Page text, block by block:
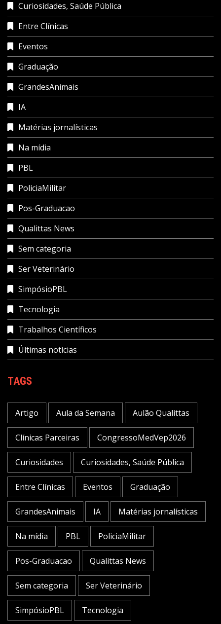
Curiosidades, Saúde Pública
Entre Clínicas
Eventos
Graduação
GrandesAnimais
IA
Matérias jornalísticas
Na mídia
PBL
PoliciaMilitar
Pos-Graduacao
Qualittas News
Sem categoria
Ser Veterinário
SimpósioPBL
Tecnologia
Trabalhos Científicos
Últimas notícias
TAGS
Artigo Aula da Semana Aulão Qualittas
Clínicas Parceiras CongressoMedVep2026
Curiosidades Curiosidades, Saúde Pública
Entre Clínicas Eventos Graduação
GrandesAnimais IA Matérias jornalísticas
Na mídia PBL PoliciaMilitar
Pos-Graduacao Qualittas News
Sem categoria Ser Veterinário
SimpósioPBL Tecnologia